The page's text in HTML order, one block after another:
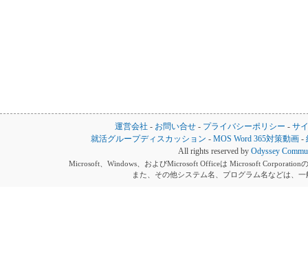
運営会社 - お問い合せ - プライバシーポリシー - サ
就活グループディスカッション -MOS Word 365対策動画 -
All rights reserved by Odyssey
Microsoft、Windows、およびMicrosoft Officeは Microsoft Corporation
また、その他システム名、プログラム名などは、